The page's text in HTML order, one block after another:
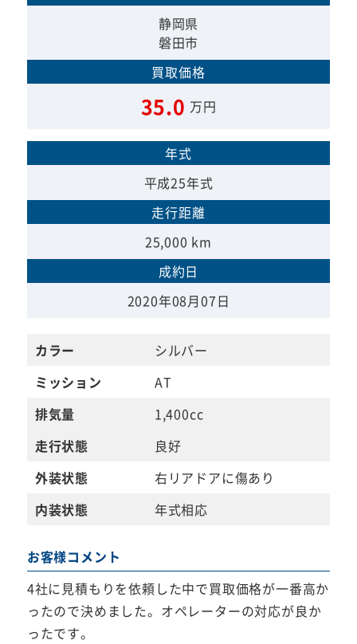
静岡県
磐田市
買取価格
35.0 万円
年式
平成25年式
走行距離
25,000 km
成約日
2020年08月07日
カラー
シルバー
ミッション
AT
排気量
1,400cc
走行状態
良好
外装状態
右リアドアに傷あり
内装状態
年式相応
お客様コメント
4社に見積もりを依頼した中で買取価格が一番高か
ったので決めました。オペレーターの対応が良か
ったです。